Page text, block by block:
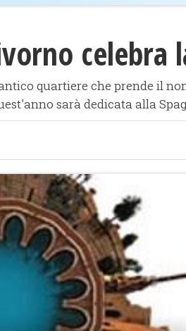
celebra
quartiere che prende il
sarà dedicata alla